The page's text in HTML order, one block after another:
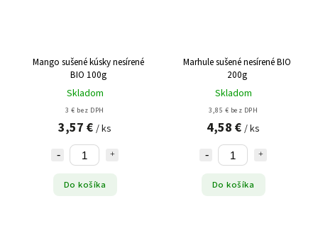
Mango sušené kúsky nesírené
BIO 100g
Skladom
3 € bez DPH
3,57 € / ks
Do košíka
Marhule sušené nesírené BIO
200g
Skladom
3,85 € bez DPH
4,58 € / ks
Do košíka